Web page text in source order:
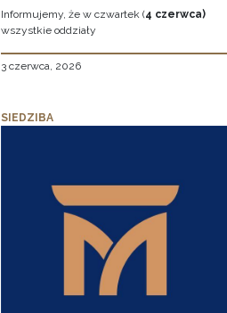
Informujemy, że w czwartek (4 czerwca)
wszystkie oddziały
3 czerwca, 2026
SIEDZIBA